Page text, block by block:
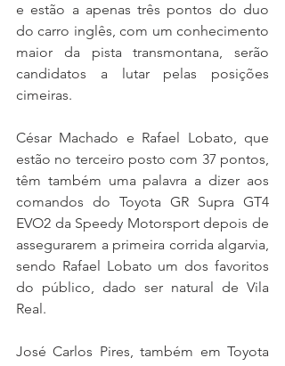
e estão a apenas três pontos do duo
do carro inglês, com um conhecimento
maior da pista transmontana, serão
candidatos a lutar pelas posições
cimeiras.
César Machado e Rafael Lobato, que
estão no terceiro posto com 37 pontos,
têm também uma palavra a dizer aos
comandos do Toyota GR Supra GT4
EVO2 da Speedy Motorsport depois de
assegurarem a primeira corrida algarvia,
sendo Rafael Lobato um dos favoritos
do público, dado ser natural de Vila
Real.
José Carlos Pires, também em Toyota